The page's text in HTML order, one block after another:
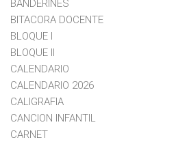
BANDERINES
BITACORA DOCENTE
BLOQUE I
BLOQUE II
CALENDARIO
CALENDARIO 2026
CALIGRAFIA
CANCION INFANTIL
CARNET